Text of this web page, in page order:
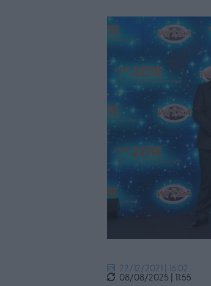
22/12/2021 | 16:02
08/08/2025 | 11:55